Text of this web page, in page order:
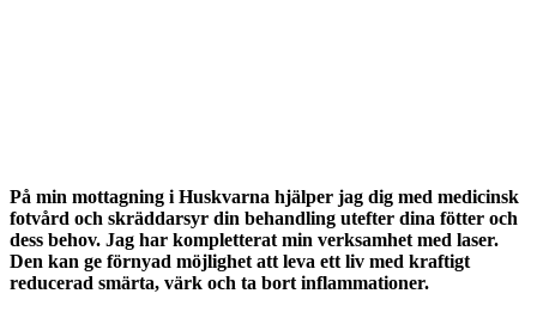
På min mottagning i Huskvarna hjälper jag dig med medicinsk
fotvård och skräddarsyr din behandling utefter dina fötter och
dess behov. Jag har kompletterat min verksamhet med laser.
Den kan ge förnyad möjlighet att leva ett liv med kraftigt
reducerad smärta, värk och ta bort inflammationer.